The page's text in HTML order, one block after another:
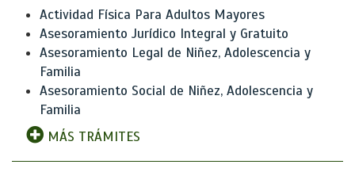
Actividad Física Para Adultos Mayores
Asesoramiento Jurídico Integral y Gratuito
Asesoramiento Legal de Niñez, Adolescencia y
Familia
Asesoramiento Social de Niñez, Adolescencia y
Familia
MÁS TRÁMITES